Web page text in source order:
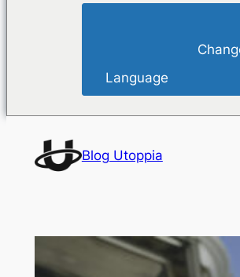
Language
contenuto
Blog Utoppia